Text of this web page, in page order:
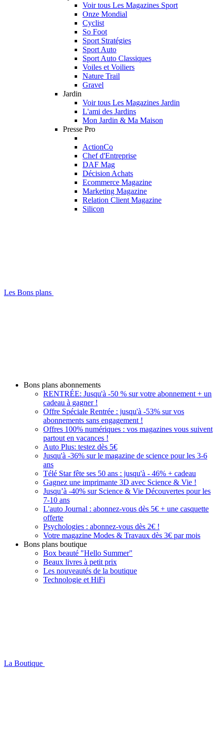
Voir tous Les Magazines Sport
Onze Mondial
Cyclist
So Foot
Sport Stratégies
Sport Auto
Sport Auto Classiques
Voiles et Voiliers
Nature Trail
Gravel
Jardin
Voir tous Les Magazines Jardin
L'ami des Jardins
Mon Jardin & Ma Maison
Presse Pro
ActionCo
Chef d'Entreprise
DAF Mag
Décision Achats
Ecommerce Magazine
Marketing Magazine
Relation Client Magazine
Silicon
Les Bons plans
Bons plans abonnements
RENTRÉE: Jusqu'à -50 % sur votre abonnement + un
cadeau à gagner !
Offre Spéciale Rentrée : jusqu'à -53% sur vos
abonnements sans engagement !
Offres 100% numériques : vos magazines vous suivent
partout en vacances !
Auto Plus: testez dès 5€
Jusqu'à -36% sur le magazine de science pour les 3-6
ans
Télé Star fête ses 50 ans : jusqu'à - 46% + cadeau
Gagnez une imprimante 3D avec Science & Vie !
Jusqu’à -40% sur Science & Vie Découvertes pour les
7-10 ans
L'auto Journal : abonnez-vous dès 5€ + une casquette
offerte
Psychologies : abonnez-vous dès 2€ !
Votre magazine Modes & Travaux dès 3€ par mois
Bons plans boutique
Box beauté "Hello Summer"
Beaux livres à petit prix
Les nouveautés de la boutique
Technologie et HiFi
La Boutique